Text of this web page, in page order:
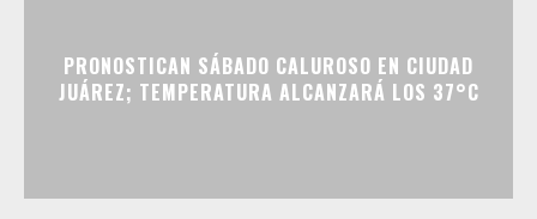
PRONOSTICAN SÁBADO CALUROSO EN CIUDAD
JUÁREZ; TEMPERATURA ALCANZARÁ LOS 37°C